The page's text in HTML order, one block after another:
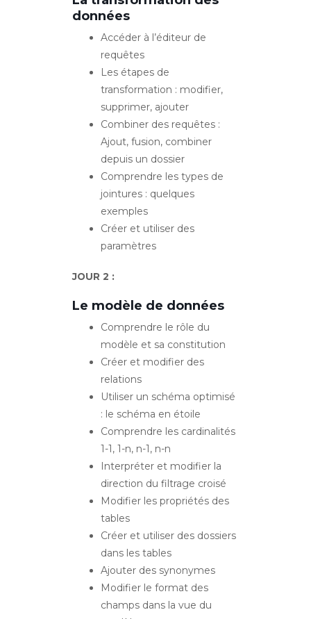
données
Accéder à l’éditeur de
requêtes
Les étapes de
transformation : modifier,
supprimer, ajouter
Combiner des requêtes :
Ajout, fusion, combiner
depuis un dossier
Comprendre les types de
jointures : quelques
exemples
Créer et utiliser des
paramètres
JOUR 2 :
Le modèle de données
Comprendre le rôle du
modèle et sa constitution
Créer et modifier des
relations
Utiliser un schéma optimisé
: le schéma en étoile
Comprendre les cardinalités
1-1, 1-n, n-1, n-n
Interpréter et modifier la
direction du filtrage croisé
Modifier les propriétés des
tables
Créer et utiliser des dossiers
dans les tables
Ajouter des synonymes
Modifier le format des
champs dans la vue du